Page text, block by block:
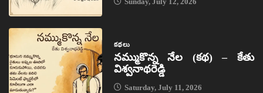
కథలు
నమ్ముకొన్న నేల (కథ) – కేతు
విశ్వనాథరెడ్డి
Saturday, July 11, 2026